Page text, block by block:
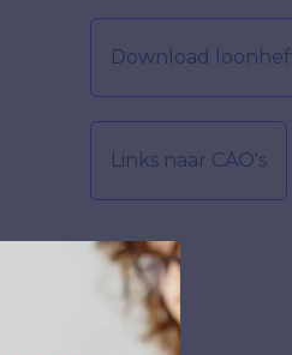
Download
Links naar CAO's